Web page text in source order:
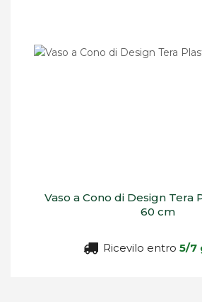
Vaso a Cono di Design Tera
60 cm
Ricevilo entro 5/7